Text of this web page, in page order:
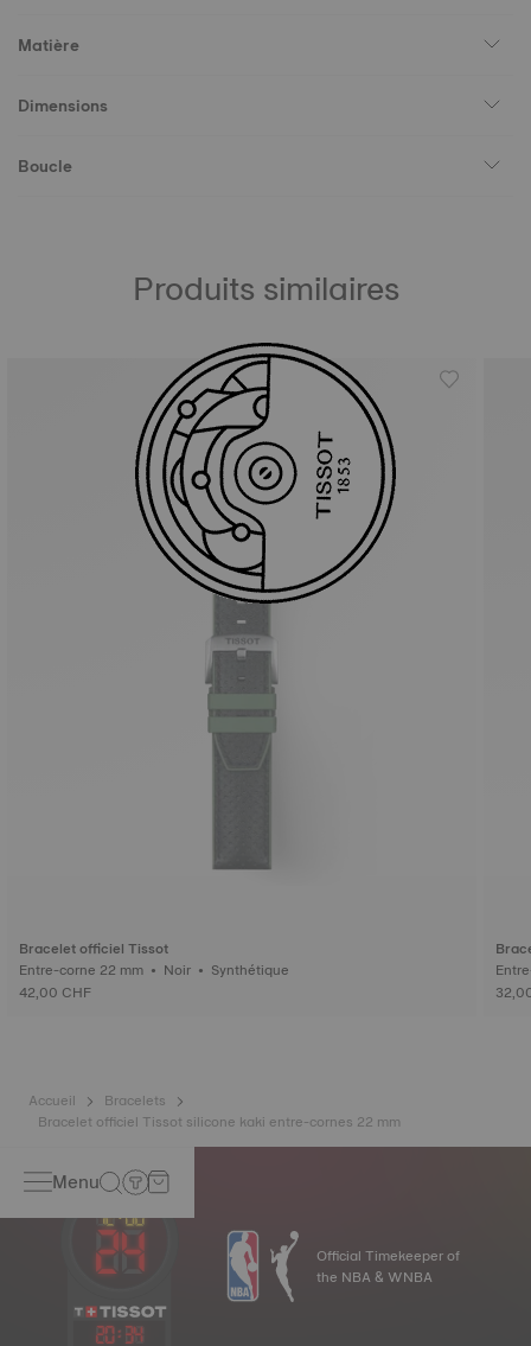
Matière
Dimensions
Boucle
Produits similaires
Bracelet officiel Tissot
Entre-corne 22 mm • Noir • Synthétique
42,00 CHF
Accueil
Bracelets
Bracelet officiel Tissot silicone kaki entre-cornes 22 mm
Menu
20: 34
Official Timekeeper of
the NBA & WNBA